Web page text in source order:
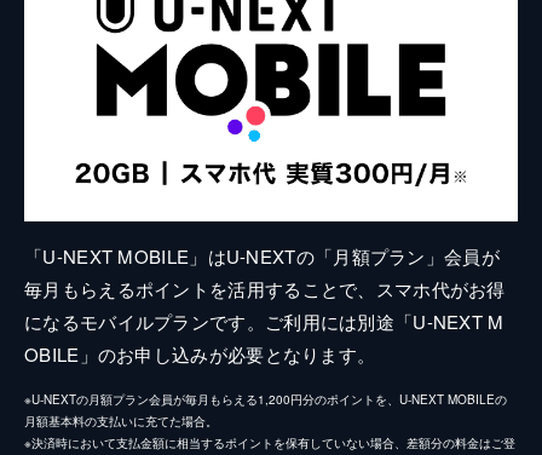
「U-NEXT MOBILE」はU-NEXTの「月額プラン」会員が
毎月もらえるポイントを活用することで、スマホ代がお得
になるモバイルプランです。ご利用には別途「U-NEXT M
OBILE」のお申し込みが必要となります。
※U-NEXTの月額プラン会員が毎月もらえる1,200円分のポイントを、U-NEXT MOBILEの
月額基本料の支払いに充てた場合。
※決済時において支払金額に相当するポイントを保有していない場合、差額分の料金はご登